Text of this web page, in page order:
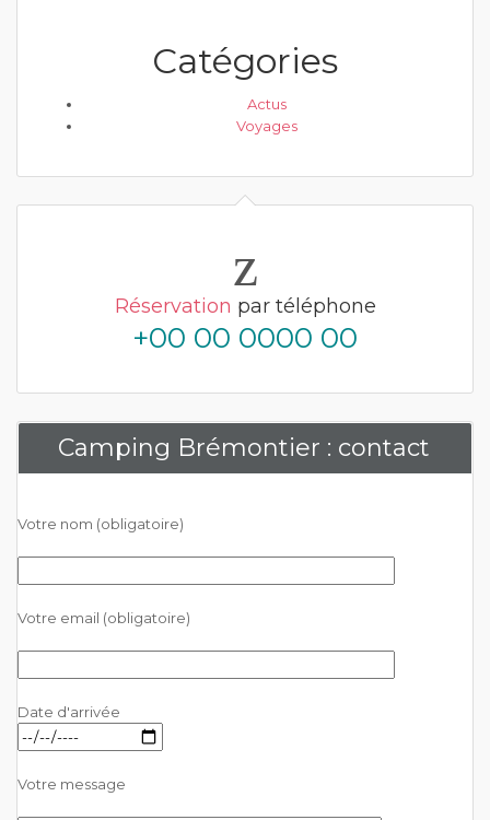
Catégories
Actus
Voyages
Réservation par téléphone
+00 00 0000 00
Camping Brémontier : contact
Votre nom (obligatoire)
Votre email (obligatoire)
Date d'arrivée
Votre message